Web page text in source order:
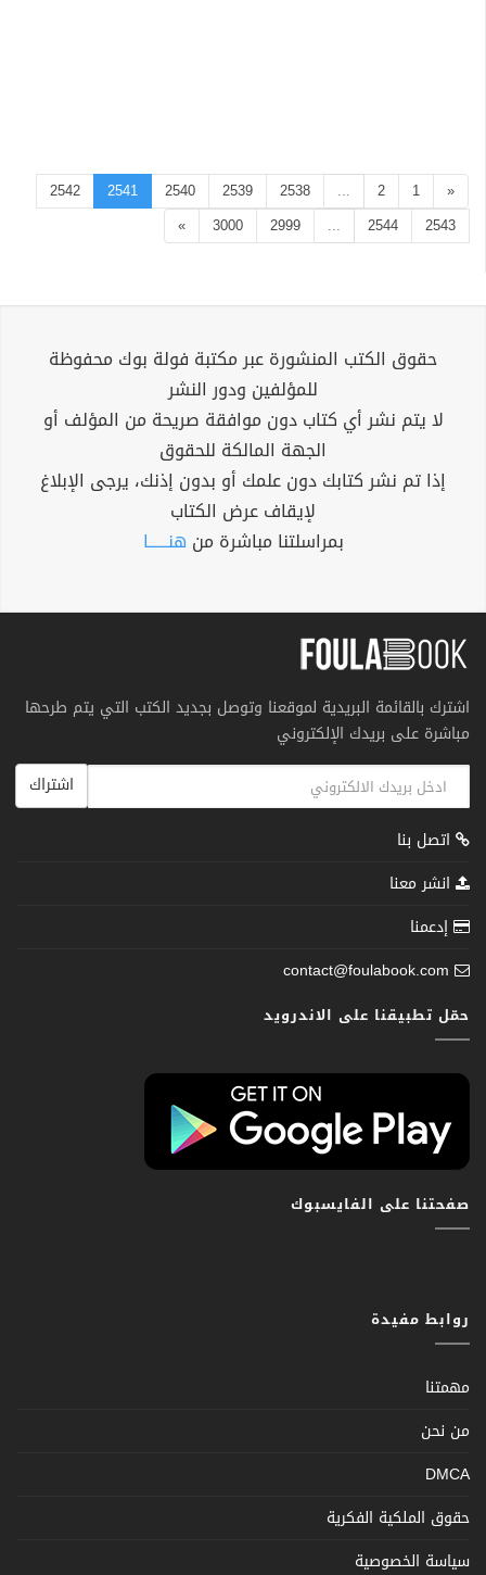
«
1
2
...
2538
2539
2540
2541
2542
2543
2544
...
2999
3000
»
حقوق الكتب المنشورة عبر مكتبة فولة بوك محفوظة
للمؤلفين ودور النشر
لا يتم نشر أي كتاب دون موافقة صريحة من المؤلف أو
الجهة المالكة للحقوق
إذا تم نشر كتابك دون علمك أو بدون إذنك، يرجى الإبلاغ
لإيقاف عرض الكتاب
بمراسلتنا مباشرة من هنــــــا
اشترك بالقائمة البريدية لموقعنا وتوصل بجديد الكتب التي يتم طرحها
مباشرة على بريدك الإلكتروني
اشتراك
اتصل بنا
انشر معنا
إدعمنا
contact@foulabook.com
حمّل تطبيقنا على الاندرويد
صفحتنا على الفايسبوك
روابط مفيدة
مهمتنا
من نحن
DMCA
حقوق الملكية الفكرية
سياسة الخصوصية